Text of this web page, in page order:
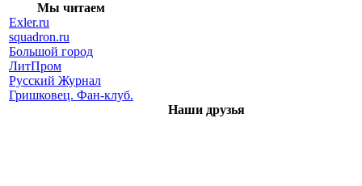
Мы читаем
Exler.ru
squadron.ru
Большой город
ЛитПром
Русский Журнал
Гришковец. Фан-клуб.
Наши друзья